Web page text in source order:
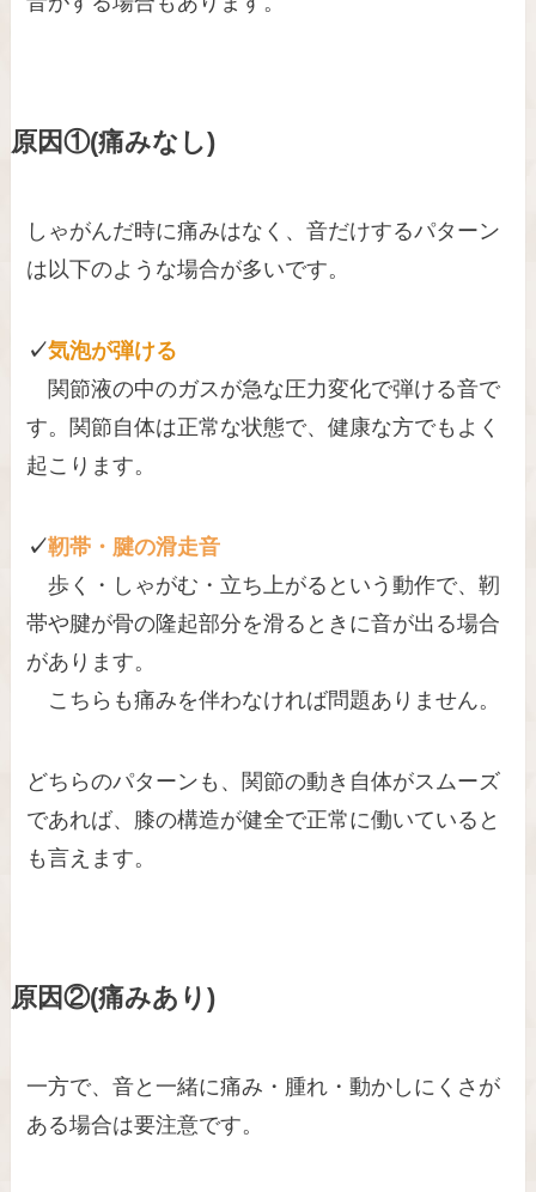
原因①(痛みなし)
しゃがんだ時に痛みはなく、音だけするパターン
は以下のような場合が多いです。
✓気泡が弾ける
関節液の中のガスが急な圧力変化で弾ける音で
す。関節自体は正常な状態で、健康な方でもよく
起こります。
✓靭帯・腱の滑走音
歩く・しゃがむ・立ち上がるという動作で、靭
帯や腱が骨の隆起部分を滑るときに音が出る場合
があります。
こちらも痛みを伴わなければ問題ありません。
どちらのパターンも、関節の動き自体がスムーズ
であれば、膝の構造が健全で正常に働いていると
も言えます。
原因②(痛みあり)
一方で、音と一緒に痛み・腫れ・動かしにくさが
ある場合は要注意です。